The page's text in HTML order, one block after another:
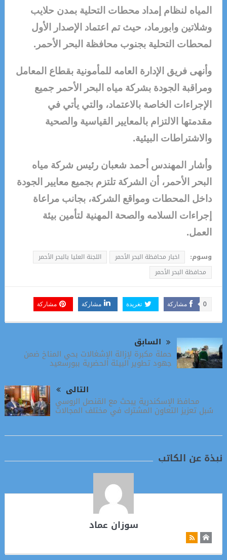
المياه لنظام إمداد محطات التحلية بمدن حلايب
وشلاتين وابورماد، حيث تم اعتماد الإصدار الأول
لمحطات التحلية بجنوب محافظة البحر الأحمر.
وأنهى فريق الإدارة العامه للمأمونية بقطاع المعامل
ومراقبة الجودة بشركة مياه البحر الأحمر جميع
الإجراءات الخاصة بالاعتماد، والتي يأتي في
مقدمتها الالتزام بالمعايير القياسية والصحية
والاشتراطات البيئية.
وأشار المهندس أحمد شعبان رئيس شركة مياه
البحر الأحمر، أن الشركة تلتزم بجميع معايير الجودة
داخل المحطات ومواقع الشركة، بجانب مراعاة
إجراءات السلامه والصحة المهنية لتأمين بيئة
العمل.
وسوم: اخبار محافظة البحر الأحمر
اللجنة العليا بالبحر الأحمر
محافظة البحر الأحمر
مشاركة 0 تغريدة مشاركة مشاركة
السابق
حملة مكبرة لإزالة الإشغالات بحي المناخ ضمن
جهود تطوير البيئة الحضرية ببورسعيد
التالى
محافظ الإسكندرية يبحث مع القنصل الروسي
سُبل تعزيز التعاون المشترك في مختلف المجالات
نبذة عن الكاتب
سوزان عماد